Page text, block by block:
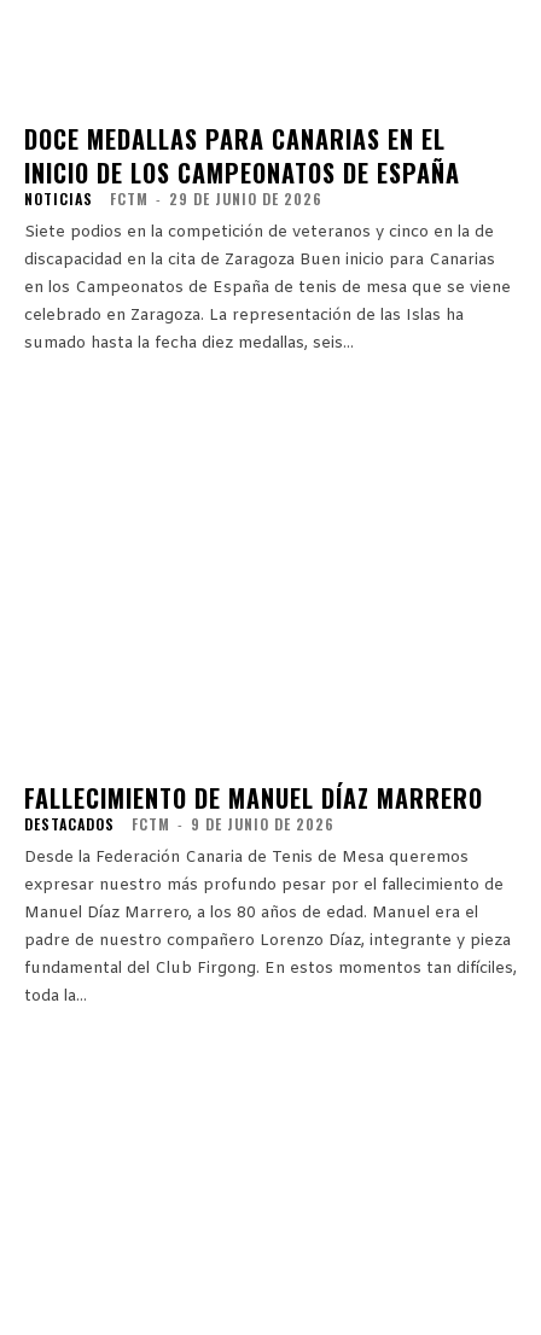
DOCE MEDALLAS PARA CANARIAS EN EL
INICIO DE LOS CAMPEONATOS DE ESPAÑA
NOTICIAS FCTM - 29 DE JUNIO DE 2026
Siete podios en la competición de veteranos y cinco en la de
discapacidad en la cita de Zaragoza Buen inicio para Canarias
en los Campeonatos de España de tenis de mesa que se viene
celebrado en Zaragoza. La representación de las Islas ha
sumado hasta la fecha diez medallas, seis...
FALLECIMIENTO DE MANUEL DÍAZ MARRERO
DESTACADOS FCTM - 9 DE JUNIO DE 2026
Desde la Federación Canaria de Tenis de Mesa queremos
expresar nuestro más profundo pesar por el fallecimiento de
Manuel Díaz Marrero, a los 80 años de edad. Manuel era el
padre de nuestro compañero Lorenzo Díaz, integrante y pieza
fundamental del Club Firgong. En estos momentos tan difíciles,
toda la...